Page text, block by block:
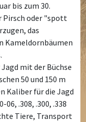
bis zum 30.
Pirsch oder "spott
das
Kameldornbäumen
mit der Büchse
50 und 150 m
Kaliber für die Jagd
.308, .300, .338
Tiere, Transport